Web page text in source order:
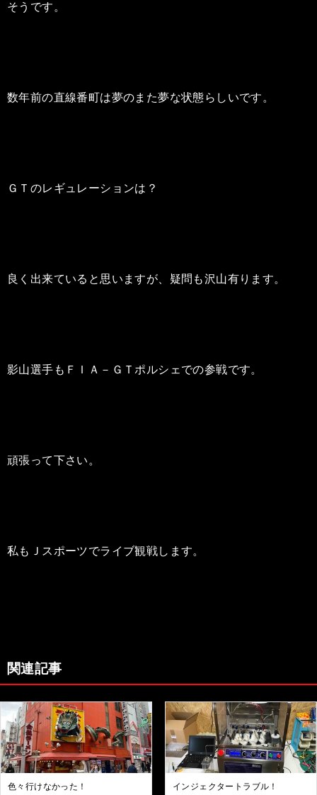
そうです。
数年前の直線番町は夢のまた夢な状態らしいです。
ＧＴのレギュレーションは？
良く出来ていると思いますが、疑問も沢山有ります。
影山選手もＦＩＡ－ＧＴポルシェでの参戦です。
頑張って下さい。
私もＪスポーツでライブ観戦します。
関連記事
色々行けなかった！ インジェクタートラブル！